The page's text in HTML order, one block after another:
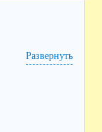
Развернуть